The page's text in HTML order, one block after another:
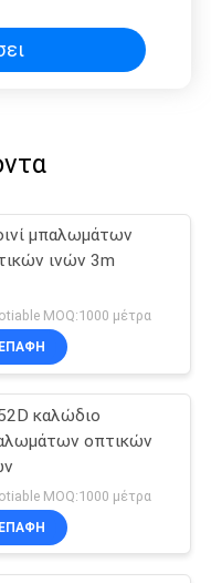
μπαλωμάτων
ινών 3m
MOQ:1000 μέτρα
ΕΠΑΦΉ
καλώδιο
οπτικών
MOQ:1000 μέτρα
ΕΠΑΦΉ